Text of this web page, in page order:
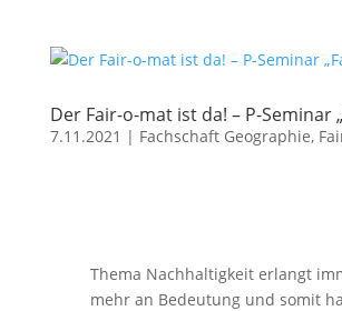
Der Fair-o-mat ist da! – P-Seminar
7.11.2021 | Fachschaft Geographie,
Thema Nachhaltigkeit erlangt
mehr an Bedeutung und somit